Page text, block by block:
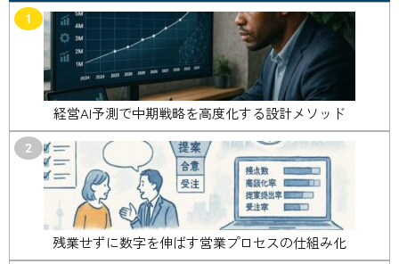
1
経営AI予測で中期戦略を高度化する設計メソッド
2
残業せずに数字を伸ばす営業プロセスの仕組み化